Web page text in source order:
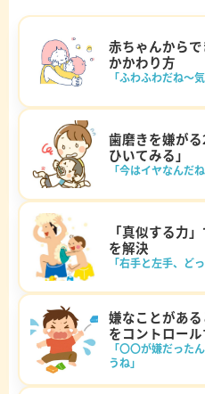
赤ちゃんから
かかわり方
「ふわふわだね～
歯磨きを嫌が
ひいてみる」
「今はイヤなんだね
「真似する力
を解決
「右手と左手、ど
嫌なことがあ
をコントロー
「〇〇が嫌だった
うね」